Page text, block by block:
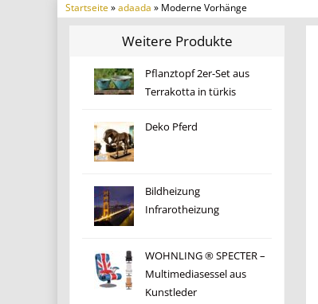
Startseite»adaada » Moderne Vorhänge
Weitere Produkte
Pflanztopf 2er-Set aus
Terrakotta in türkis
Deko Pferd
Bildheizung
Infrarotheizung
WOHNLING ® SPECTER –
Multimediasessel aus
Kunstleder